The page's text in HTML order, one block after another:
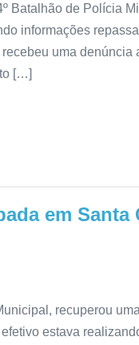
Batalhão de Polícia
informações
uma denúncia
[…]
em Santa
recuperou
estava